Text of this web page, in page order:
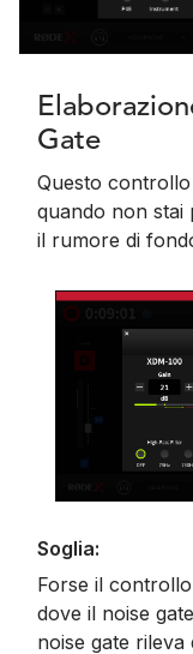
Gate
Questo
quando non
il rumore di
Soglia:
Forse il
dove il noise
noise gate rileva